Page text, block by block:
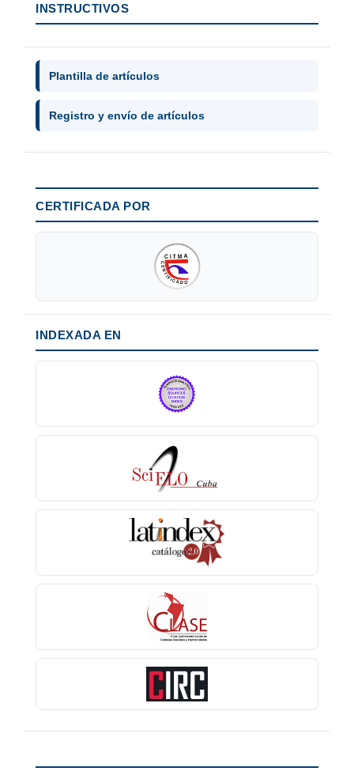
INSTRUCTIVOS
Plantilla de artículos
Registro y envío de artículos
CERTIFICADA POR
INDEXADA EN